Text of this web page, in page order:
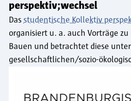
perspektiv;wechsel
Das studentische Kollektiv
organisiert u. a. auch Vorträge
Bauen und betrachtet diese unter
gesellschaftlichen/sozio-